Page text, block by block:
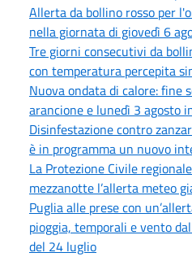
Allerta da bollino rosso per
nella giornata di giovedì 6
Tre giorni consecutivi da
con temperatura percepita
Nuova ondata di calore: fine
arancione e lunedì 3 agosto
Disinfestazione contro
è in programma un nuovo
La Protezione Civile
mezzanotte l’allerta meteo
Puglia alle prese con
pioggia, temporali e vento
del 24 luglio